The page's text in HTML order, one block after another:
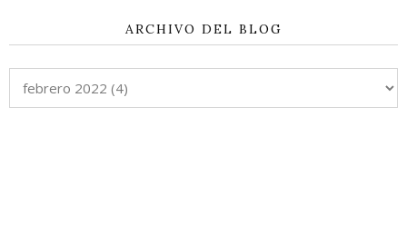
ARCHIVO DEL BLOG